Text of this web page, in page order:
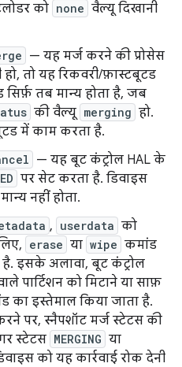
को none वैल्यू दिखानी
— यह मर्ज करने की प्रोसेस
तो यह रिकवरी/फ़ास्टबूटड
तब मान्य होता है, जब
की वैल्यू merging हो.
में काम करता है.
— यह बूट कंट्रोल HAL के
पर सेट करता है. डिवाइस
नहीं होता.
, userdata को
erase या wipe कमांड
इसके अलावा, बूट कंट्रोल
पार्टिशन को मिटाने या साफ़
का इस्तेमाल किया जाता है.
पर, स्नैपशॉट मर्ज स्टेटस की
स्टेटस MERGING या
को यह कार्रवाई रोक देनी